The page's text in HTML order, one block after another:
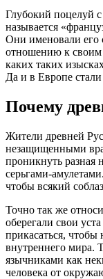
Глубокий поцелуй
называется
Они именовали его
отношению к
каких таких
Да и в Европе стали
Почему
Жители древней
незащищенными
проникнуть
серьгами-
чтобы всякий
Точно так же
оберегали свои
прикасаться, чтобы
внутреннего мира.
язычниками как
человека от